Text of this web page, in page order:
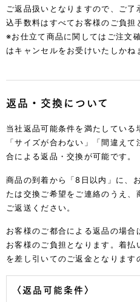
ご返品扱いとなりますので、ご
込手数料はすべてお客様のご負担
※お仕立て商品に関してはご注文
はキャンセルをお受けいたしかね
返品・交換について
当社返品可能条件を満たしている
「サイズが合わない」「間違え
合による返品・交換が可能です。
商品の到着から「8日以内」に、
たは交換ご希望をご連絡のうえ
ご返送ください。
お客様のご都合による返品の場合
お客様のご負担となります。着
を差し引いてのご返金となります
〈返品可能条件〉